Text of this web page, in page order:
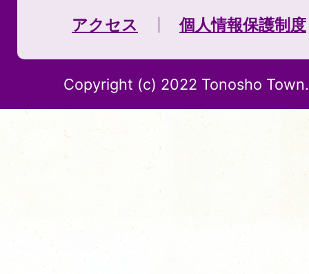
アクセス 個人情報保護制度
Copyright (c) 2022 Tonosho